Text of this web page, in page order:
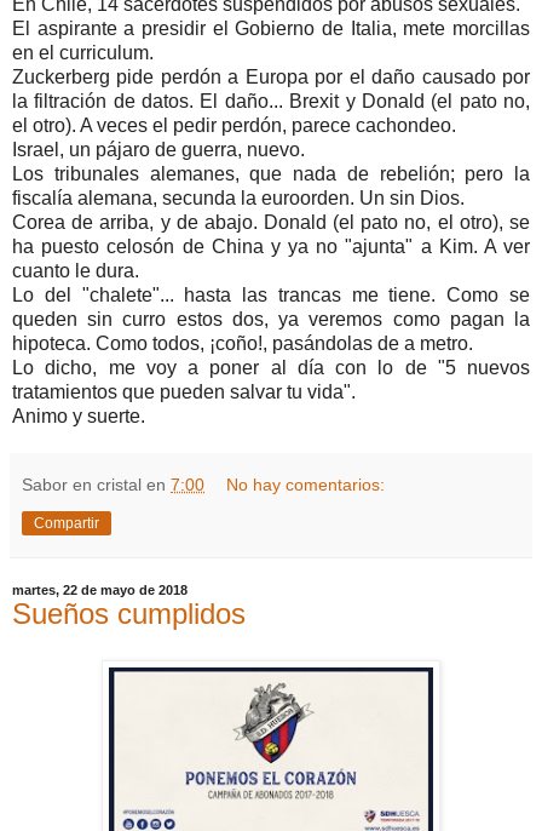
En Chile, 14 sacerdotes suspendidos por abusos sexuales.
El aspirante a presidir el Gobierno de Italia, mete morcillas
en el curriculum.
Zuckerberg pide perdón a Europa por el daño causado por
la filtración de datos. El daño... Brexit y Donald (el pato no,
el otro). A veces el pedir perdón, parece cachondeo.
Israel, un pájaro de guerra, nuevo.
Los tribunales alemanes, que nada de rebelión; pero la
fiscalía alemana, secunda la euroorden. Un sin Dios.
Corea de arriba, y de abajo. Donald (el pato no, el otro), se
ha puesto celosón de China y ya no "ajunta" a Kim. A ver
cuanto le dura.
Lo del "chalete"... hasta las trancas me tiene. Como se
queden sin curro estos dos, ya veremos como pagan la
hipoteca. Como todos, ¡coño!, pasándolas de a metro.
Lo dicho, me voy a poner al día con lo de "5 nuevos
tratamientos que pueden salvar tu vida".
Animo y suerte.
Sabor en cristal en 7:00 No hay comentarios:
Compartir
martes, 22 de mayo de 2018
Sueños cumplidos